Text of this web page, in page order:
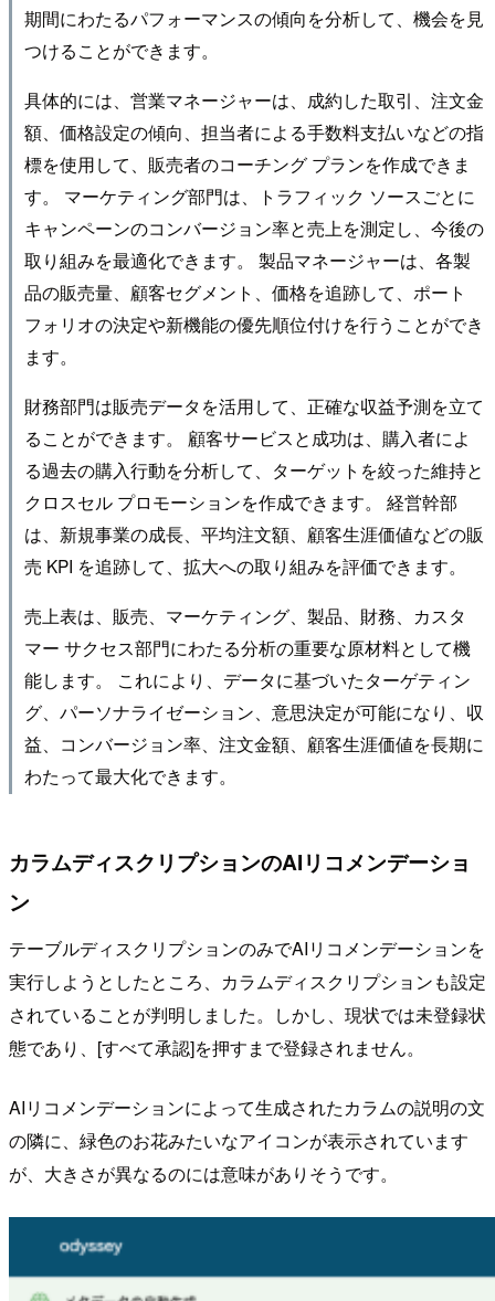
期間にわたるパフォーマンスの傾向を分析して、機会を見
つけることができます。
具体的には、営業マネージャーは、成約した取引、注文金
額、価格設定の傾向、担当者による手数料支払いなどの指
標を使用して、販売者のコーチング プランを作成できま
す。 マーケティング部門は、トラフィック ソースごとに
キャンペーンのコンバージョン率と売上を測定し、今後の
取り組みを最適化できます。 製品マネージャーは、各製
品の販売量、顧客セグメント、価格を追跡して、ポート
フォリオの決定や新機能の優先順位付けを行うことができ
ます。
財務部門は販売データを活用して、正確な収益予測を立て
ることができます。 顧客サービスと成功は、購入者によ
る過去の購入行動を分析して、ターゲットを絞った維持と
クロスセル プロモーションを作成できます。 経営幹部
は、新規事業の成長、平均注文額、顧客生涯価値などの販
売 KPI を追跡して、拡大への取り組みを評価できます。
売上表は、販売、マーケティング、製品、財務、カスタ
マー サクセス部門にわたる分析の重要な原材料として機
能します。 これにより、データに基づいたターゲティン
グ、パーソナライゼーション、意思決定が可能になり、収
益、コンバージョン率、注文金額、顧客生涯価値を長期に
わたって最大化できます。
カラムディスクリプションのAIリコメンデーショ
ン
テーブルディスクリプションのみでAIリコメンデーションを
実行しようとしたところ、カラムディスクリプションも設定
されていることが判明しました。しかし、現状では未登録状
態であり、[すべて承認]を押すまで登録されません。
AIリコメンデーションによって生成されたカラムの説明の文
の隣に、緑色のお花みたいなアイコンが表示されています
が、大きさが異なるのには意味がありそうです。